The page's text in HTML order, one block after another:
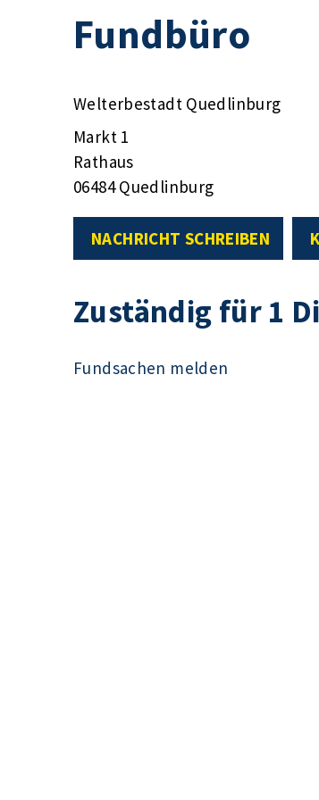
Fundbüro
Welterbestadt Quedlinburg
Markt 1
Rathaus
06484 Quedlinburg
NACHRICHT SCHREIBEN
Zuständig für 1
Fundsachen melden